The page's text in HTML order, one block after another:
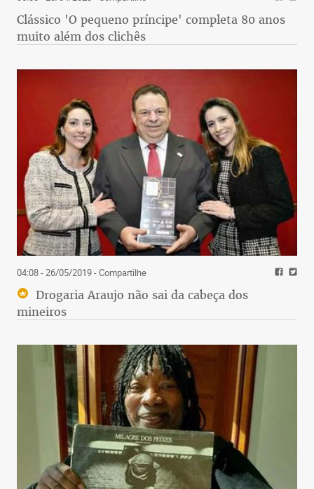
Clássico 'O pequeno príncipe' completa 80 anos
muito além dos clichês
04:08 - 26/05/2019- Compartilhe
Drogaria Araujo não sai da cabeça dos
mineiros